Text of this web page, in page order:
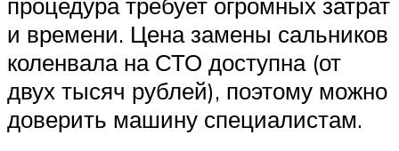
и времени. Цена замены сальников
коленвала на СТО доступна (от
двух тысяч рублей), поэтому можно
доверить машину специалистам.